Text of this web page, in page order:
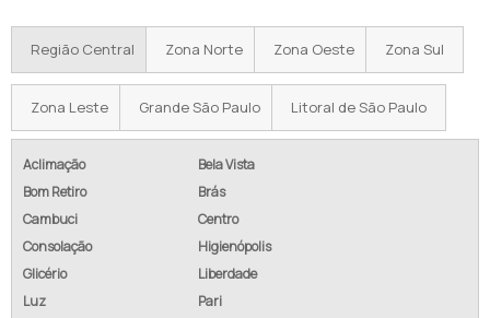
Região Central Zona Norte Zona Oeste Zona Sul
Zona Leste Grande São Paulo Litoral de São Paulo
Aclimação
Bela Vista
Bom Retiro
Brás
Cambuci
Centro
Consolação
Higienópolis
Glicério
Liberdade
Luz
Pari